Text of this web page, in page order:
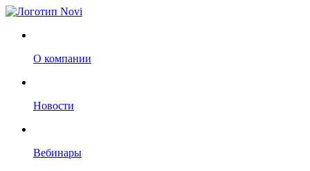
О компании
Новости
Вебинары